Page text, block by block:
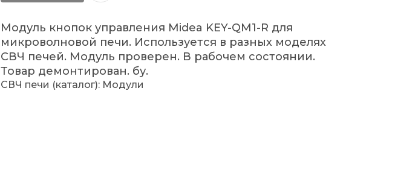
Модуль кнопок управления Midea KEY-QM1-R для
микроволновой печи. Используется в разных моделях
СВЧ печей. Модуль проверен. В рабочем состоянии.
Товар демонтирован. бу.
СВЧ печи (каталог): Модули